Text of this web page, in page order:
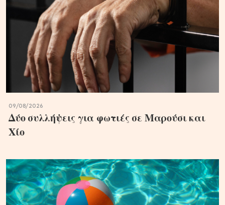
09/08/2026
Δύο συλλήψεις για φωτιές σε Μαρούσι και
Χίο